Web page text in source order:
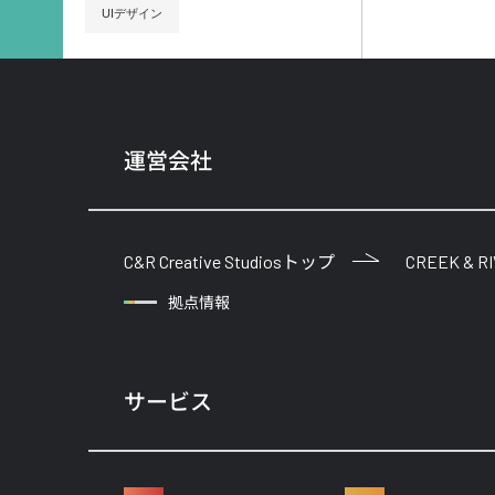
UIデザイン
運営会社
C&R Creative Studiosトップ
拠点情報
CREEK &
サービス